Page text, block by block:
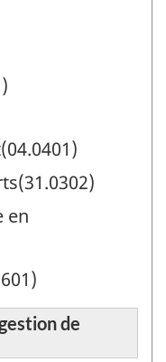
en
de